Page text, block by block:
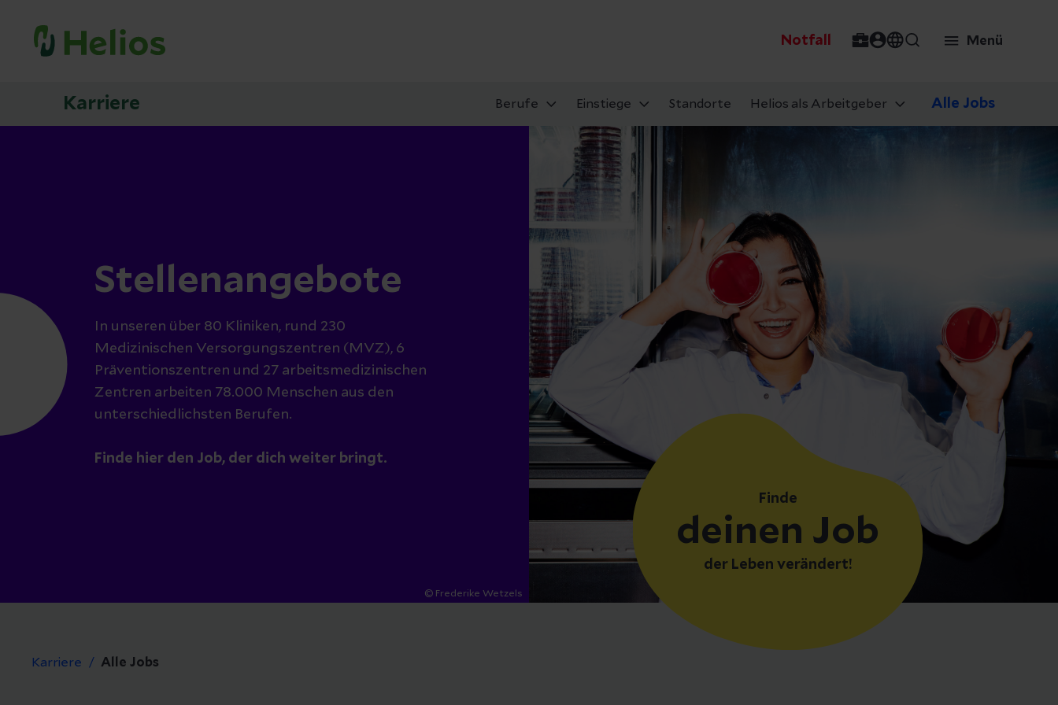
Notfall Menü
Karriere Berufe Einstiege Standorte Helios als Arbeitgeber Alle Jobs
Stellenangebote
In unseren über 80 Kliniken, rund 230
Medizinischen Versorgungszentren (MVZ), 6
Präventionszentren und 27 arbeitsmedizinischen
Zentren arbeiten 78.000 Menschen aus den
unterschiedlichsten Berufen.
Finde hier den Job, der dich weiter bringt.
Finde
deinen Job
der Leben verändert!
© Frederike Wetzels
Karriere Alle Jobs